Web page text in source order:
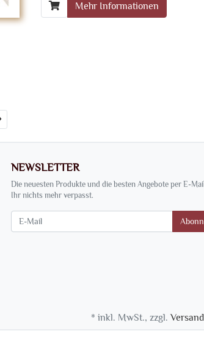
Mehr Informationen
Weiter
NEWSLETTER
Die neuesten Produkte und die besten Angebote per E-
Ihr nichts mehr verpasst.
Newsletter
* inkl. MwSt., zzgl.